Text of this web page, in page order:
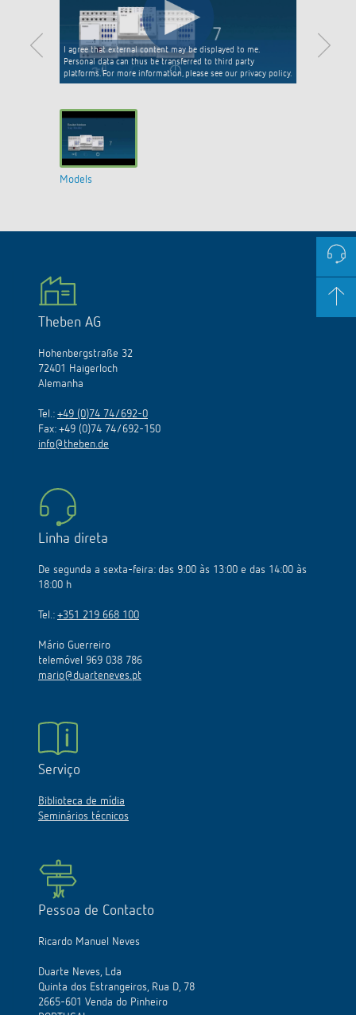
I agree that external content may be displayed to me.
Personal data can thus be transferred to third party
platforms. For more information, please see our privacy policy.
Models
Theben AG
Hohenbergstraße 32
72401 Haigerloch
Alemanha
Tel.: +49 (0)74 74/692-0
Fax: +49 (0)74 74/692-150
info@theben.de
Linha direta
De segunda a sexta-feira: das 9:00 às 13:00 e das 14:00 às
18:00 h
Tel.: +351 219 668 100
Mário Guerreiro
telemóvel 969 038 786
mario@duarteneves.pt
Serviço
Biblioteca de mídia
Seminários técnicos
Pessoa de Contacto
Ricardo Manuel Neves
Duarte Neves, Lda
Quinta dos Estrangeiros, Rua D, 78
2665-601 Venda do Pinheiro